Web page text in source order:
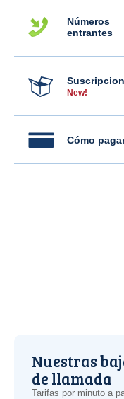
Números
entrantes
New!
Cómo
Nuestras
de llamada
Tarifas por minuto a